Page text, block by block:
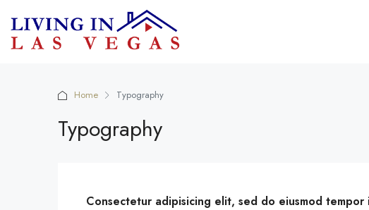
Home Typography
Typography
Consectetur adipisicing elit, sed do eiusmod